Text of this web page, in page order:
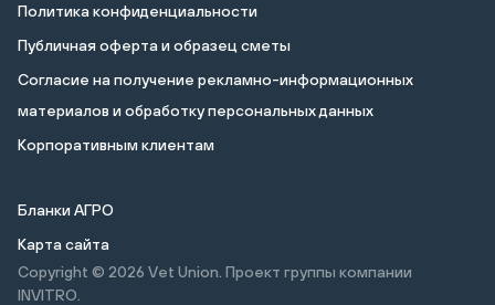
Политика конфиденциальности
Публичная оферта и образец сметы
Cогласие на получение рекламно-информационных
материалов и обработку персональных данных
Корпоративным клиентам
Бланки АГРО
Карта сайта
Copyright © 2026 Vet Union. Проект группы компании
INVITRO.